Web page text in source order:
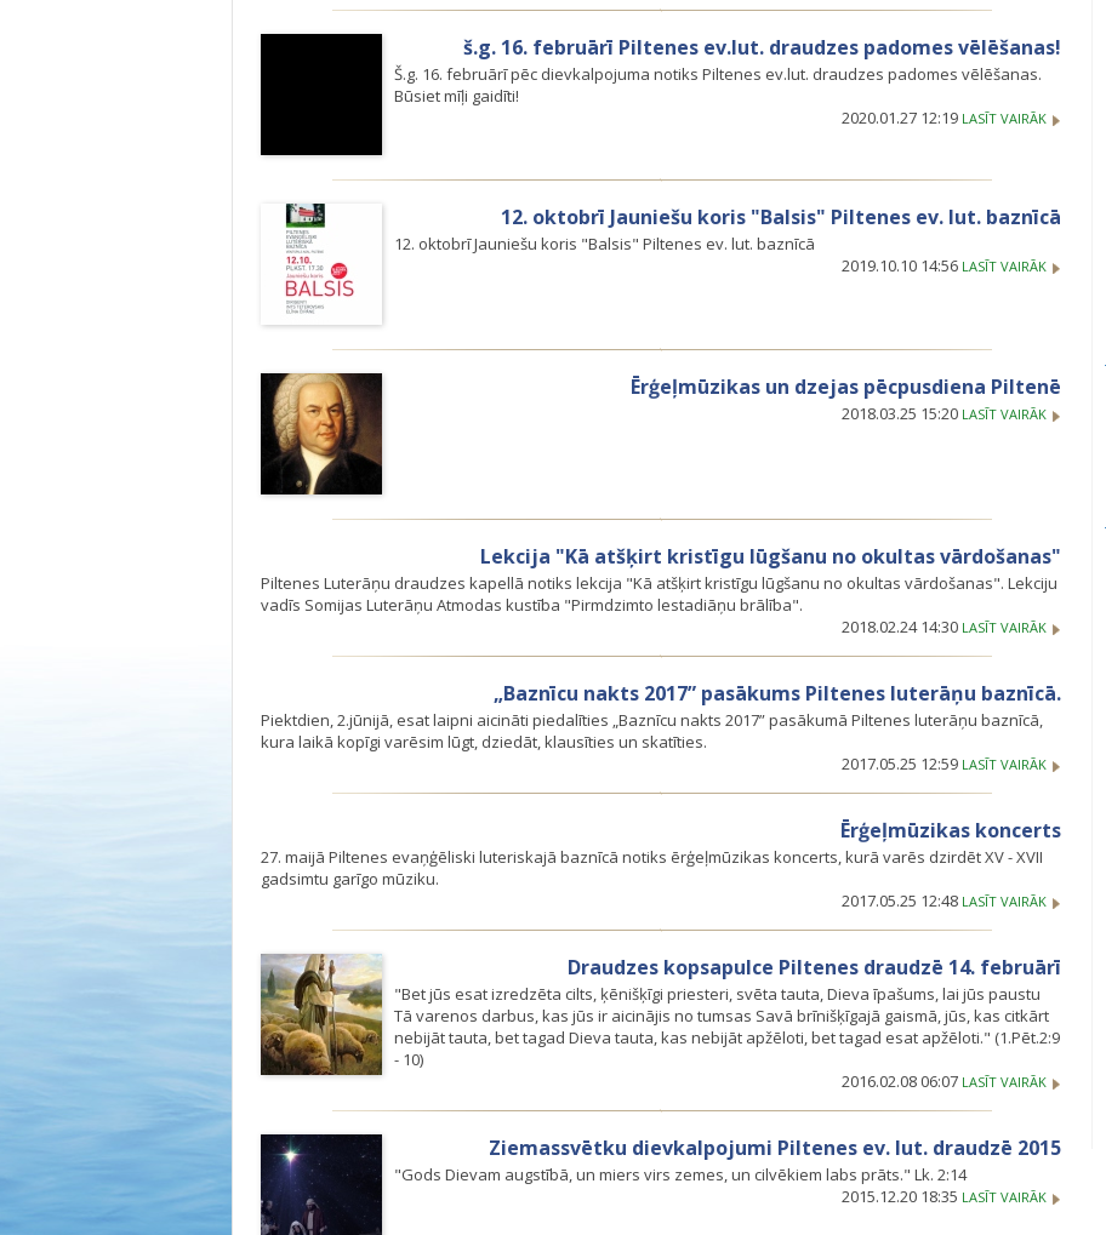
š.g. 16. februārī Piltenes ev.lut. draudzes padomes vēlēšanas!
Š.g. 16. februārī pēc dievkalpojuma notiks Piltenes ev.lut. draudzes padomes vēlēšanas.
Būsiet mīļi gaidīti!
2020.01.27 12:19 LASĪT VAIRĀK
12. oktobrī Jauniešu koris "Balsis" Piltenes ev. lut. baznīcā
12. oktobrī Jauniešu koris "Balsis" Piltenes ev. lut. baznīcā
2019.10.10 14:56 LASĪT VAIRĀK
Ērģeļmūzikas un dzejas pēcpusdiena Piltenē
2018.03.25 15:20 LASĪT VAIRĀK
Lekcija "Kā atšķirt kristīgu lūgšanu no okultas vārdošanas"
Piltenes Luterāņu draudzes kapellā notiks lekcija "Kā atšķirt kristīgu lūgšanu no okultas vārdošanas". Lekciju
vadīs Somijas Luterāņu Atmodas kustība "Pirmdzimto lestadiāņu brālība".
2018.02.24 14:30 LASĪT VAIRĀK
„Baznīcu nakts 2017” pasākums Piltenes luterāņu baznīcā.
Piektdien, 2.jūnijā, esat laipni aicināti piedalīties „Baznīcu nakts 2017” pasākumā Piltenes luterāņu baznīcā,
kura laikā kopīgi varēsim lūgt, dziedāt, klausīties un skatīties.
2017.05.25 12:59 LASĪT VAIRĀK
Ērģeļmūzikas koncerts
27. maijā Piltenes evaņģēliski luteriskajā baznīcā notiks ērģeļmūzikas koncerts, kurā varēs dzirdēt XV - XVII
gadsimtu garīgo mūziku.
2017.05.25 12:48 LASĪT VAIRĀK
Draudzes kopsapulce Piltenes draudzē 14. februārī
"Bet jūs esat izredzēta cilts, ķēnišķīgi priesteri, svēta tauta, Dieva īpašums, lai jūs paustu
Tā varenos darbus, kas jūs ir aicinājis no tumsas Savā brīnišķīgajā gaismā, jūs, kas citkārt
nebijāt tauta, bet tagad Dieva tauta, kas nebijāt apžēloti, bet tagad esat apžēloti." (1.Pēt.2:9
- 10)
2016.02.08 06:07 LASĪT VAIRĀK
Ziemassvētku dievkalpojumi Piltenes ev. lut. draudzē 2015
"Gods Dievam augstībā, un miers virs zemes, un cilvēkiem labs prāts." Lk. 2:14
2015.12.20 18:35 LASĪT VAIRĀK